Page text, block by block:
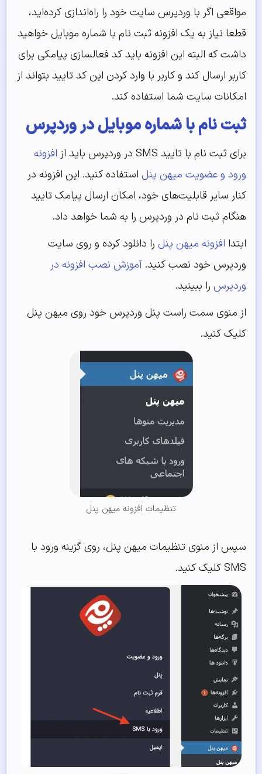
مواقعی اگر با وردپرس سایت خود را راه‌اندازی کرده‌اید،
قطعا نیاز به یک افزونه ثبت نام با شماره موبایل خواهید
داشت که البته این افزونه باید کد فعالسازی پیامکی برای
کاربر ارسال کند و کاربر با وارد کردن این کد تایید بتواند از
امکانات سایت شما استفاده کند.
ثبت نام با شماره موبایل در وردپرس
برای ثبت نام با تایید SMS در وردپرس باید از
افزونه
ورود و عضویت میهن پنل استفاده کنید. این افزونه در
کنار سایر قابلیت‌های خود، امکان ارسال پیامک تایید
هنگام ثبت نام در وردپرس را به شما خواهد داد.
ابتدا افزونه میهن پنل را دانلود کرده و روی سایت
وردپرس خود نصب کنید. آموزش نصب افزونه در
وردپرس را ببینید.
از منوی سمت راست پنل وردپرس خود روی میهن پنل
کلیک کنید.
تنظیمات افزونه میهن پنل
سپس از منوی تنظیمات میهن پنل، روی گزینه ورود با
SMS کلیک کنید.